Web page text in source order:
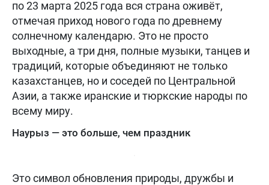
по 23 марта 2025 года вся страна оживёт,
отмечая приход нового года по древнему
солнечному календарю. Это не просто
выходные, а три дня, полные музыки, танцев и
традиций, которые объединяют не только
казахстанцев, но и соседей по Центральной
Азии, а также иранские и тюркские народы по
всему миру.
Наурыз — это больше, чем праздник
Это символ обновления природы, дружбы и